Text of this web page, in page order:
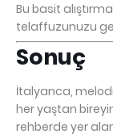
Bu basit
telaffuzunuzu
Sonuç
İtalyanca,
her yaştan
rehberde yer